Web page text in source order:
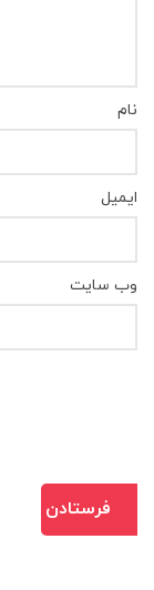
نام
ایمیل
وب‌ سایت